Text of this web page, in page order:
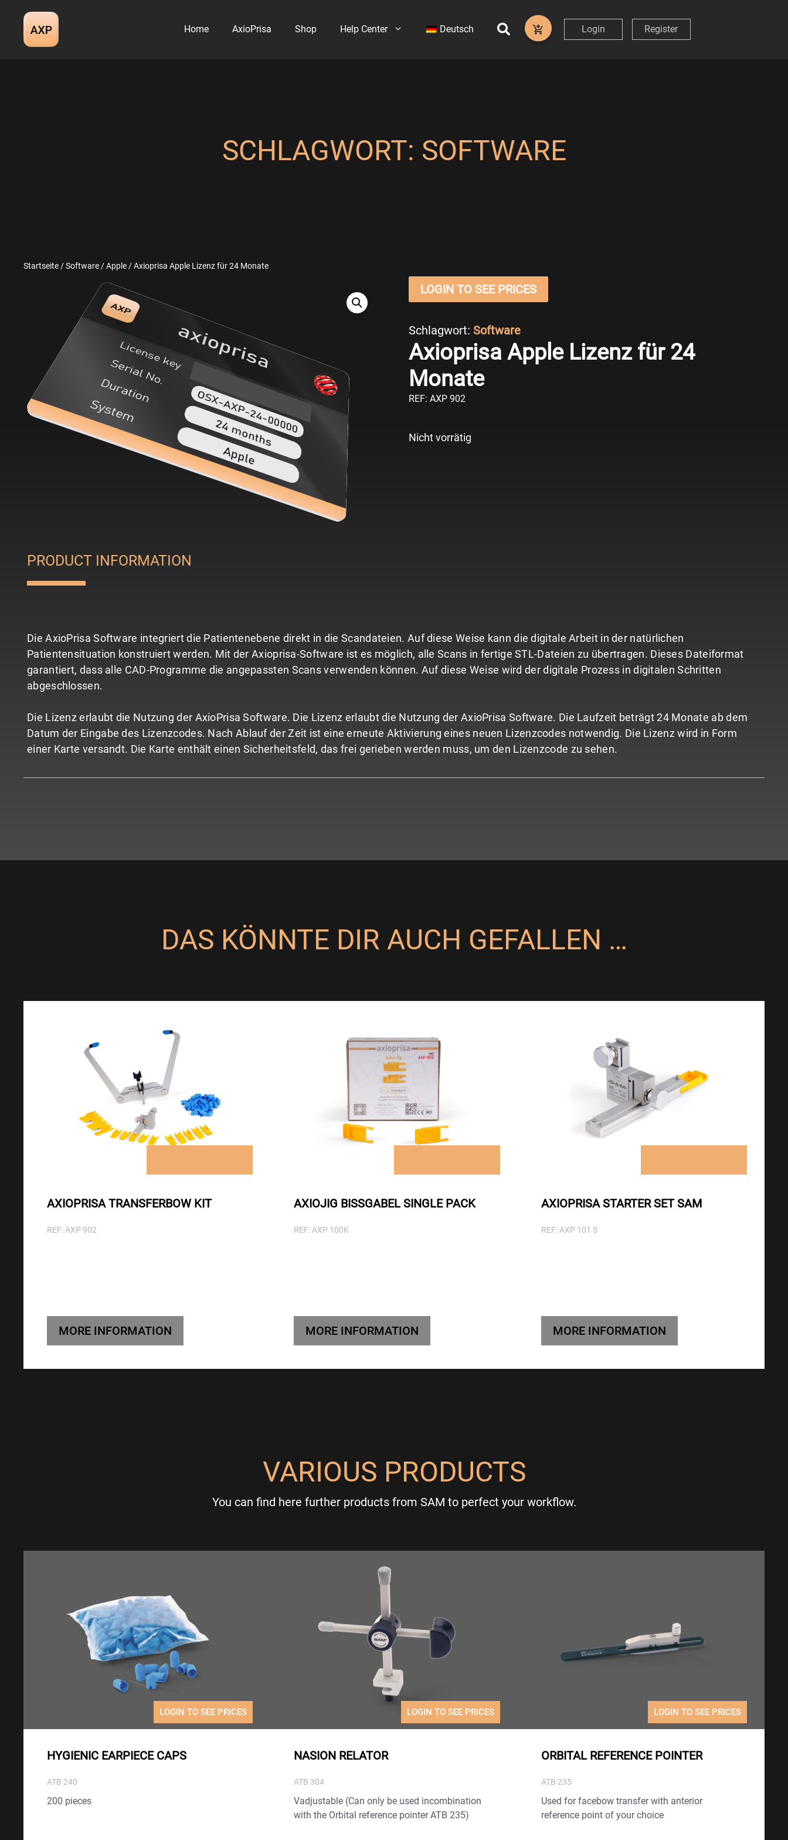
Inhalt
springen
Home AxioPrisa Shop Help Center Deutsch Login Register
SCHLAGWORT: SOFTWARE
Startseite /Software /Apple / Axioprisa Apple Lizenz für 24 Monate
LOGIN TO SEE PRICES
Schlagwort:Software
Axioprisa Apple Lizenz für 24
Monate
REF: AXP 902
Nicht vorrätig
PRODUCT INFORMATION
Die AxioPrisa Software integriert die Patientenebene direkt in die Scandateien. Auf diese Weise kann die digitale Arbeit in der natürlichen
Patientensituation konstruiert werden. Mit der Axioprisa-Software ist es möglich, alle Scans in fertige STL-Dateien zu übertragen. Dieses Dateiformat
garantiert, dass alle CAD-Programme die angepassten Scans verwenden können. Auf diese Weise wird der digitale Prozess in digitalen Schritten
abgeschlossen.
Die Lizenz erlaubt die Nutzung der AxioPrisa Software. Die Lizenz erlaubt die Nutzung der AxioPrisa Software. Die Laufzeit beträgt 24 Monate ab dem
Datum der Eingabe des Lizenzcodes. Nach Ablauf der Zeit ist eine erneute Aktivierung eines neuen Lizenzcodes notwendig. Die Lizenz wird in Form
einer Karte versandt. Die Karte enthält einen Sicherheitsfeld, das frei gerieben werden muss, um den Lizenzcode zu sehen.
DAS KÖNNTE DIR AUCH GEFALLEN …
AXIOPRISA TRANSFERBOW KIT
REF: AXP 902
MORE INFORMATION
AXIOJIG BISSGABEL SINGLE PACK
REF: AXP 100K
MORE INFORMATION
AXIOPRISA STARTER SET SAM
REF: AXP 101 S
MORE INFORMATION
VARIOUS PRODUCTS
You can find here further products from SAM to perfect your workflow.
LOGIN TO SEE PRICES
HYGIENIC EARPIECE CAPS
ATB 240
200 pieces
LOGIN TO SEE PRICES
NASION RELATOR
ATB 304
Vadjustable (Can only be used incombination
with the Orbital reference pointer ATB 235)
LOGIN TO SEE PRICES
ORBITAL REFERENCE POINTER
ATB 235
Used for facebow transfer with anterior
reference point of your choice